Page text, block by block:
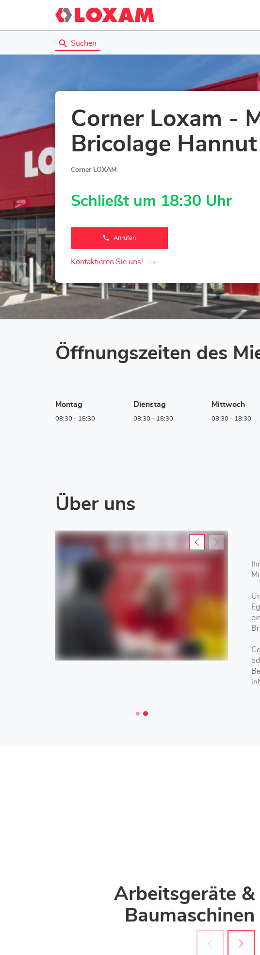
Suchen
Corner Loxam -
Bricolage Hannut
Corner LOXAM
Schließt um 18:30 Uhr
Anrufen
der
-
Mr
Store
Kontaktieren Sie uns!
der
Loxam
Bricolage
Öffnungszeiten des
Montag
08:30 - 18:30
Dienstag
08:30 - 18:30
Mittwoch
08:30 - 18:30
Über uns
Arbeitsgeräte &
Baumaschinen